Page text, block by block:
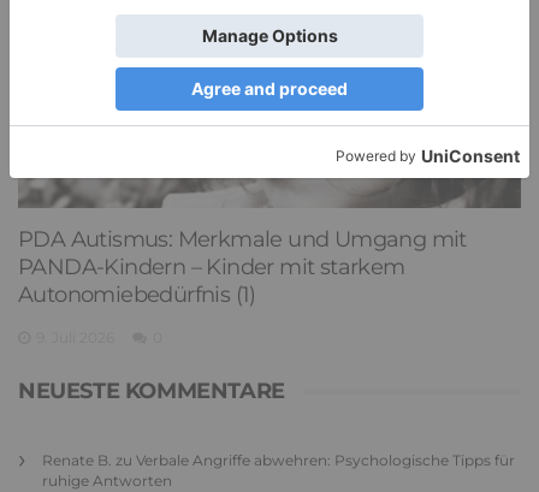
PDA Autismus: Merkmale und Umgang mit
PANDA-Kindern – Kinder mit starkem
Autonomiebedürfnis (1)
NEUESTE KOMMENTARE
Renate B. zu Verbale Angriffe abwehren: Psychologische Tipps für
ruhige Antworten